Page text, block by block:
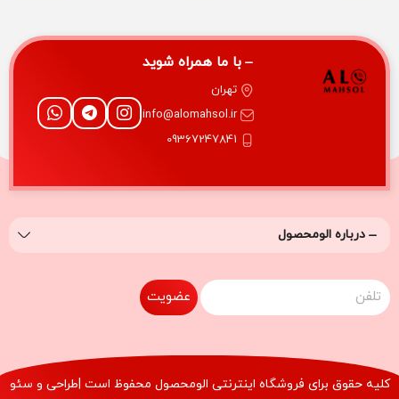
با ما همراه شوید
تهران
info@alomahsol.ir
09367247841
درباره‌ الومحصول
عضویت
کلیه حقوق برای فروشگاه اینترنتی الومحصولمحفوظ است |طراحی و سئو